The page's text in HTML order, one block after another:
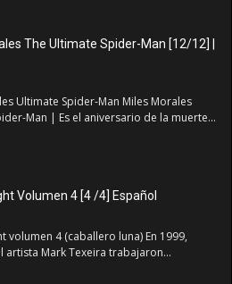
The Ultimate Spider-Man [12/12] |
Ultimate Spider-Man Miles Morales
Man | Es el aniversario de la muerte...
Volumen 4 [4 /4] Español
volumen 4 (caballero luna) En 1999,
artista Mark Texeira trabajaron...